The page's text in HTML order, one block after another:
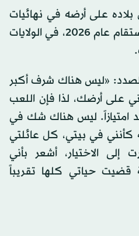
بلاده على أرضه في نهائيات
كأس العالم المقبلة التي ستقام عام 2026، في الولايات
«ليس هناك شرف أكبر
على أرضك، لذا فإن اللعب
امتيازاً. ليس هناك شك في
كأنني في بيتي، كل عائلتي
الاختيار، أشعر بأني
حياتي كلها تقريباً